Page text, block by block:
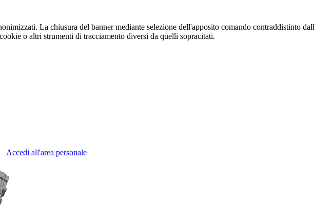
La chiusura del banner mediante selezione dell'apposito comando contraddistinto
o altri strumenti di tracciamento diversi da quelli sopracitati.
Accedi all'area personale